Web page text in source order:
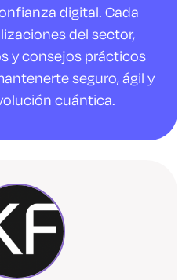
digital. Cada
del sector,
y consejos prácticos
seguro, ágil y
cuántica.